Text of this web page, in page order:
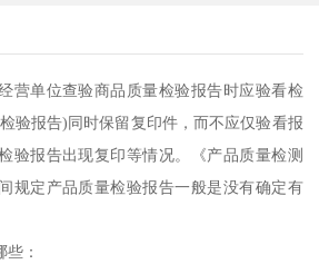
营单位查验商品质量检验报告时应验看检
验报告)同时保留复印件，而不应仅验看报
验报告出现复印等情况。《产品质量检测
规定产品质量检验报告一般是没有确定有
：